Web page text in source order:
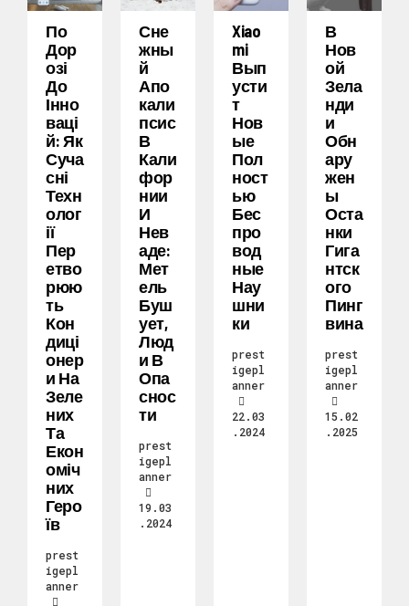
По
Дор
Озі
До
Інно
Ваці
Й: Як
Суча
Сні
Техн
Олог
Ії
Пер
Етво
Рюю
Ть
Кон
Диці
Онер
И На
Зеле
Них
Та
Екон
Оміч
Них
Геро
Їв
prest
igepl
anner
Сне
Жны
Й
Апо
Кали
Псис
В
Кали
Фор
Нии
И
Нев
Аде:
Мет
Ель
Буш
Ует,
Люд
И В
Опа
Снос
Ти
prest
igepl
anner
19.03
.2024
Xiao
Mi
Вып
Усти
Т
Нов
Ые
Пол
Ност
Ью
Бес
Про
Вод
Ные
Нау
Шни
Ки
prest
igepl
anner
22.03
.2024
В
Нов
Ой
Зела
Нди
И
Обн
Ару
Жен
Ы
Оста
Нки
Гига
Нтск
Ого
Пинг
Вина
prest
igepl
anner
15.02
.2025